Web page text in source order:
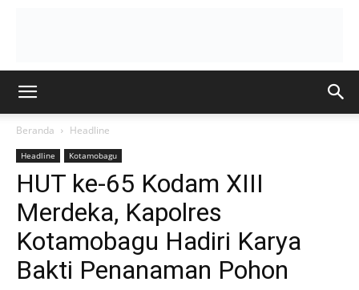
Beranda Headline
Headline Kotamobagu
HUT ke-65 Kodam XIII
Merdeka, Kapolres
Kotamobagu Hadiri Karya
Bakti Penanaman Pohon